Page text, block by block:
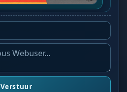
Verstuur